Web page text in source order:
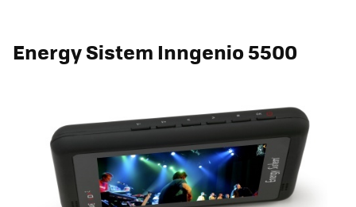
Energy Sistem Inngenio 5500